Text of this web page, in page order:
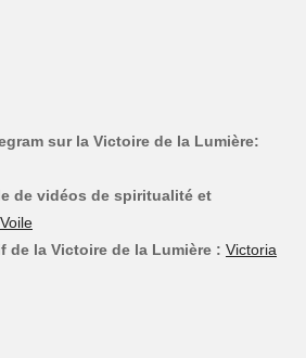
sur la Victoire de la Lumière:
de vidéos de spiritualité et
de la Victoire de la Lumière : Victoria